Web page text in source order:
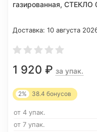
газированная, СТЕКЛО
Доставка: 10 августа
1 920 ₽ за упак.
2% 38.4 бонусов
от 4 упак.
от 7 упак.